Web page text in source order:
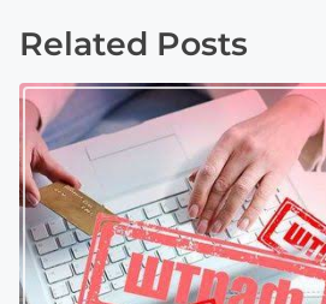
t
s
n
a
v
i
Related Posts